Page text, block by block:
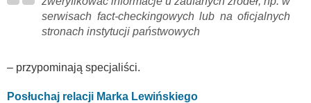
serwisach fact-checkingowych lub na oficjalnych
stronach instytucji państwowych
– przypominają specjaliści.
Posłuchaj relacji Marka Lewińskiego